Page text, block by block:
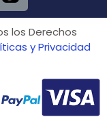
los Derechos
y Privacidad